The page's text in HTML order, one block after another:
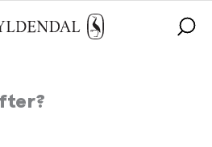
i al sin gru
er en sand mester i at
I bogen